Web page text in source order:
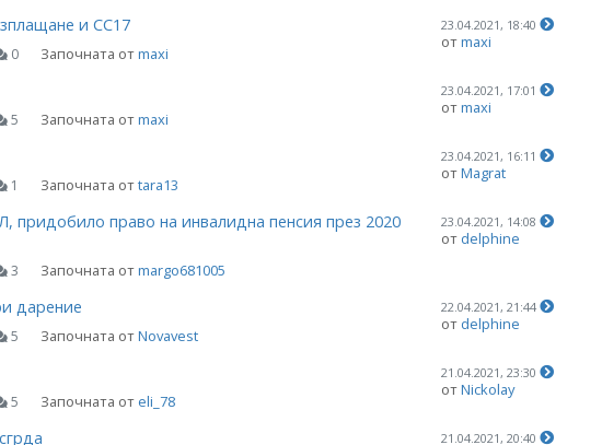
и СС17
0 Започната отmaxi
23.04.2021, 18:40
отmaxi
5 Започната отmaxi
23.04.2021, 17:01
отmaxi
1 Започната отtara13
23.04.2021, 16:11
отMagrat
придобило право на инвалидна пенсия през 2020
3 Започната отmargo681005
23.04.2021, 14:08
от delphine
дарение
5 Започната отNovavest
22.04.2021, 21:44
от delphine
5 Започната отeli_78
21.04.2021, 23:30
отNickolay
21.04.2021, 20:40